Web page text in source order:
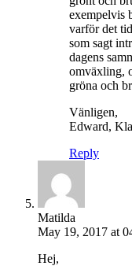
exempelvis
varför det
som sagt
dagens
omväxling,
gröna och
Vänligen,
Edward,
Reply
Matilda
May 19, 2017 at
Hej,